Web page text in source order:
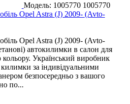
Модель: 1005770 1005770
Opel Astra (J) 2009- (Avto-
Opel Astra (J) 2009- (Avto-
автокилимки в салон для
Український виробник
за індивідуальними
безпосередньо з вашого
по...